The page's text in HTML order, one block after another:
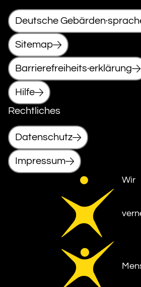
Deutsche
Sitemap
Barrierefreiheits·erklärung
Hilfe
Rechtliches
Datenschutz
Impressum
Wir